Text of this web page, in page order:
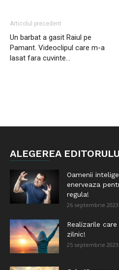
Articolul precedent
Un barbat a gasit Raiul pe
Pamant. Videoclipul care m-a
lasat fara cuvinte…
ALEGEREA
Oamenii
enerveaza
regula!
26 septembrie 2023
Realizarile
zilnic!
25 septembrie 2023